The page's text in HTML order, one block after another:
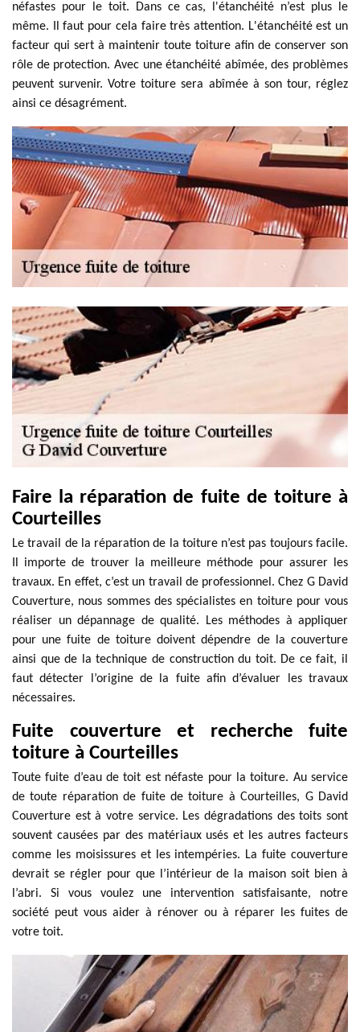
néfastes pour le toit. Dans ce cas, l'étanchéité n’est plus le
même. Il faut pour cela faire très attention. L'étanchéité est un
facteur qui sert à maintenir toute toiture afin de conserver son
rôle de protection. Avec une étanchéité abîmée, des problèmes
peuvent survenir. Votre toiture sera abîmée à son tour, réglez
ainsi ce désagrément.
Faire la réparation de fuite de toiture à
Courteilles
Le travail de la réparation de la toiture n’est pas toujours facile.
Il importe de trouver la meilleure méthode pour assurer les
travaux. En effet, c’est un travail de professionnel. Chez G David
Couverture, nous sommes des spécialistes en toiture pour vous
réaliser un dépannage de qualité. Les méthodes à appliquer
pour une fuite de toiture doivent dépendre de la couverture
ainsi que de la technique de construction du toit. De ce fait, il
faut détecter l’origine de la fuite afin d’évaluer les travaux
nécessaires.
Fuite couverture et recherche fuite
toiture à Courteilles
Toute fuite d’eau de toit est néfaste pour la toiture. Au service
de toute réparation de fuite de toiture à Courteilles, G David
Couverture est à votre service. Les dégradations des toits sont
souvent causées par des matériaux usés et les autres facteurs
comme les moisissures et les intempéries. La fuite couverture
devrait se régler pour que l’intérieur de la maison soit bien à
l’abri. Si vous voulez une intervention satisfaisante, notre
société peut vous aider à rénover ou à réparer les fuites de
votre toit.